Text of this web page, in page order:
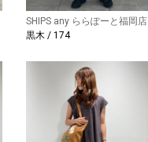
SHIPS any ららぽーと福岡店
黒木 / 174